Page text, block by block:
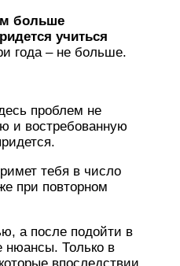
больше
учиться
года – не больше.
проблем не
и востребованную
тебя в число
при повторном
а после подойти в
нюансы. Только в